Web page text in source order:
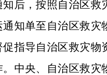
后，按照自治区救
知单至自治区救灾
指导自治区救灾物
中央、自治区救灾